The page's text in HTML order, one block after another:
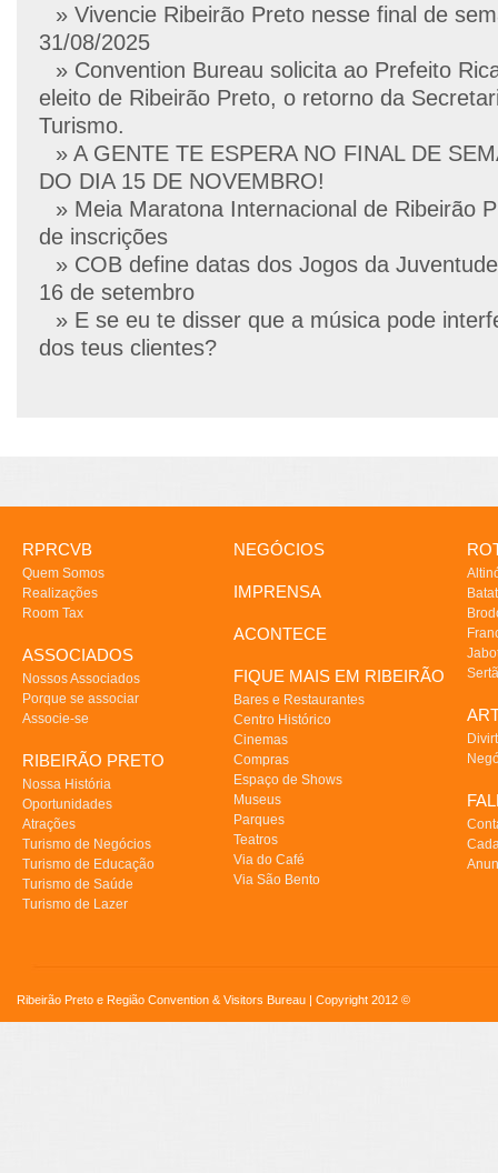
» Vivencie Ribeirão Preto nesse final de
31/08/2025
» Convention Bureau solicita ao Prefeito
eleito de Ribeirão Preto, o retorno da
Turismo.
» A GENTE TE ESPERA NO FINAL DE
DO DIA 15 DE NOVEMBRO!
» Meia Maratona Internacional de Ribeirão
de inscrições
» COB define datas dos Jogos da
16 de setembro
» E se eu te disser que a música pode
dos teus clientes?
RPRCVB
Quem Somos
Realizações
Room Tax
ASSOCIADOS
Nossos Associados
Porque se associar
Associe-se
RIBEIRÃO PRETO
Nossa História
Oportunidades
Atrações
Turismo de Negócios
Turismo de Educação
Turismo de Saúde
Turismo de Lazer
NEGÓCIOS
IMPRENSA
ACONTECE
FIQUE MAIS EM RIBEIRÃO
Bares e Restaurantes
Centro Histórico
Cinemas
Compras
Espaço de Shows
Museus
Parques
Teatros
Via do Café
Via São Bento
Ribeirão Preto e Região Convention & Visitors Bureau | Copyright 2012 ©